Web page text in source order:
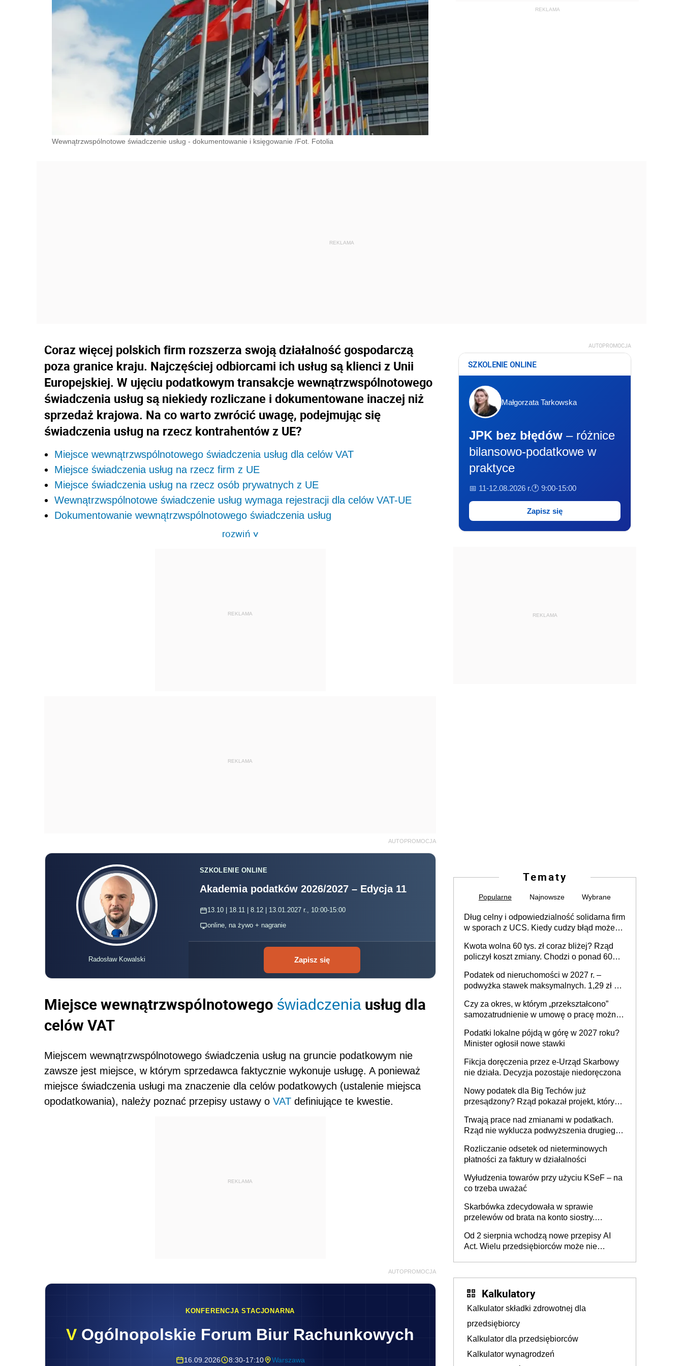
Wewnątrzwspólnotowe świadczenie usług - dokumentowanie i księgowanie /Fot. Fotolia
Coraz więcej polskich firm rozszerza swoją działalność gospodarczą
poza granice kraju. Najczęściej odbiorcami ich usług są klienci z Unii
Europejskiej. W ujęciu podatkowym transakcje wewnątrzwspólnotowego
świadczenia usług są niekiedy rozliczane i dokumentowane inaczej niż
sprzedaż krajowa. Na co warto zwrócić uwagę, podejmując się
świadczenia usług na rzecz kontrahentów z UE?
Miejsce wewnątrzwspólnotowego świadczenia usług dla celów VAT
Miejsce świadczenia usług na rzecz firm z UE
Miejsce świadczenia usług na rzecz osób prywatnych z UE
Wewnątrzwspólnotowe świadczenie usług wymaga rejestracji dla celów VAT-UE
Dokumentowanie wewnątrzwspólnotowego świadczenia usług
rozwiń>
REKLAMA
REKLAMA
AUTOPROMOCJA
Radosław Kowalski
SZKOLENIE ONLINE
Akademia podatków 2026/2027 – Edycja 11
13.10 | 18.11 | 8.12 | 13.01.2027 r., 10:00-15:00
online, na żywo + nagranie
Zapisz się
Miejsce wewnątrzwspólnotowego świadczenia usług dla
celów VAT
Miejscem wewnątrzwspólnotowego świadczenia usług na gruncie podatkowym nie
zawsze jest miejsce, w którym sprzedawca faktycznie wykonuje usługę. A ponieważ
miejsce świadczenia usługi ma znaczenie dla celów podatkowych (ustalenie miejsca
opodatkowania), należy poznać przepisy ustawy o VAT definiujące te kwestie.
REKLAMA
AUTOPROMOCJA
KONFERENCJA STACJONARNA
V Ogólnopolskie Forum Biur Rachunkowych
16.09.2026 8:30-17:10 Warszawa
AUTOPROMOCJA
SZKOLENIE ONLINE
Małgorzata Tarkowska
JPK bez błędów – różnice
bilansowo-podatkowe w
praktyce
📅 11-12.08.2026 r.🕐 9:00-15:00
Zapisz się
REKLAMA
Tematy
Popularne Najnowsze Wybrane
Dług celny i odpowiedzialność solidarna firm
w sporach z UCS. Kiedy cudzy błąd może
Kwota wolna 60 tys. zł coraz bliżej? Rząd
policzył koszt zmiany. Chodzi o ponad 60
Podatek od nieruchomości w 2027 r. –
podwyżka stawek maksymalnych. 1,29 zł za
budynków i lokali związanych z
prowadzeniem działalności gospodarczej
Czy za okres, w którym „przekształcono”
samozatrudnienie w umowę o pracę można
umowy cywilnoprawnej jedynym
racjonalnym wyjściem
Podatki lokalne pójdą w górę w 2027 roku?
Minister ogłosił nowe stawki
Fikcja doręczenia przez e-Urząd Skarbowy
nie działa. Decyzja pozostaje niedoręczona
Nowy podatek dla Big Techów już
przesądzony? Rząd pokazał projekt, który
Trwają prace nad zmianami w podatkach.
Rząd nie wyklucza podwyższenia drugiego
Rozliczanie odsetek od nieterminowych
płatności za faktury w działalności
Wyłudzenia towarów przy użyciu KSeF – na
co trzeba uważać
Skarbówka zdecydowała w sprawie
przelewów od brata na konto siostry.
darowizna, ale podatku jednak nie będzie
Od 2 sierpnia wchodzą nowe przepisy AI
Act. Wielu przedsiębiorców może nie
Kalkulatory
Kalkulator składki zdrowotnej dla
przedsiębiorcy
Kalkulator dla przedsiębiorców
Kalkulator wynagrodzeń